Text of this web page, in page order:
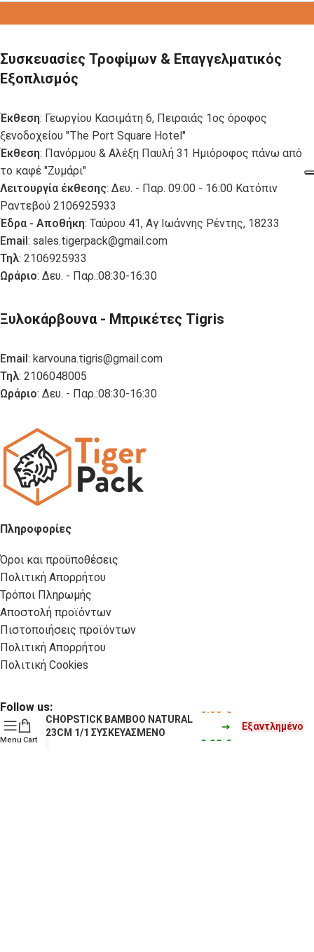
Συσκευασίες Τροφίμων & Επαγγελματικός
Εξοπλισμός
Έκθεση: Γεωργίου Κασιμάτη 6, Πειραιάς 1ος όροφος
ξενοδοχείου "The Port Square Hotel"
Έκθεση: Πανόρμου & Αλέξη Παυλή 31 Ημιόροφος πάνω από
το καφέ "Ζυμάρι"
Λειτουργία έκθεσης: Δευ. - Παρ. 09:00 - 16:00 Κατόπιν
Ραντεβού 2106925933
Έδρα - Αποθήκη: Ταύρου 41, Αγ Ιωάννης Ρέντης, 18233
Email: sales.tigerpack@gmail.com
Τηλ: 2106925933
Ωράριο: Δευ. - Παρ.:08:30-16:30
Ξυλοκάρβουνα - Μπρικέτες Tigris
Email: karvouna.tigris@gmail.com
Τηλ: 2106048005
Ωράριο: Δευ. - Παρ.:08:30-16:30
Πληροφορίες
Όροι και προϋποθέσεις
Πολιτική Απορρήτου
Τρόποι Πληρωμής
Αποστολή προϊόντων
Πιστοποιήσεις προϊόντων
Πολιτική Απορρήτου
Πολιτική Cookies
Follow us:
Menu Cart
CHOPSTICK BAMBOO NATURAL
23CM 1/1 ΣΥΣΚΕΥΑΣΜΕΝΟ
0.03 €
0.03 €
Εξαντλημένο